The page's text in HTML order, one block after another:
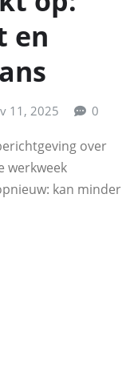
en
11, 2025 0
over
werkweek
kan minder